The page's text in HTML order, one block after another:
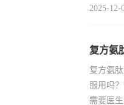
2025-12-
复方氨
复方氨
服用吗
需要医